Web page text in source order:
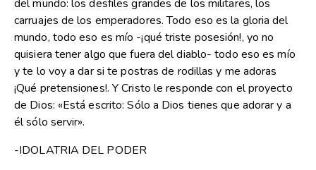
del mundo: los desfiles grandes de los militares, los
carruajes de los emperadores. Todo eso es la gloria del
mundo, todo eso es mío -¡qué triste posesión!, yo no
quisiera tener algo que fuera del diablo- todo eso es mío
y te lo voy a dar si te postras de rodillas y me adoras
¡Qué pretensiones!. Y Cristo le responde con el proyecto
de Dios: «Está escrito: Sólo a Dios tienes que adorar y a
él sólo servir».
-IDOLATRIA DEL PODER